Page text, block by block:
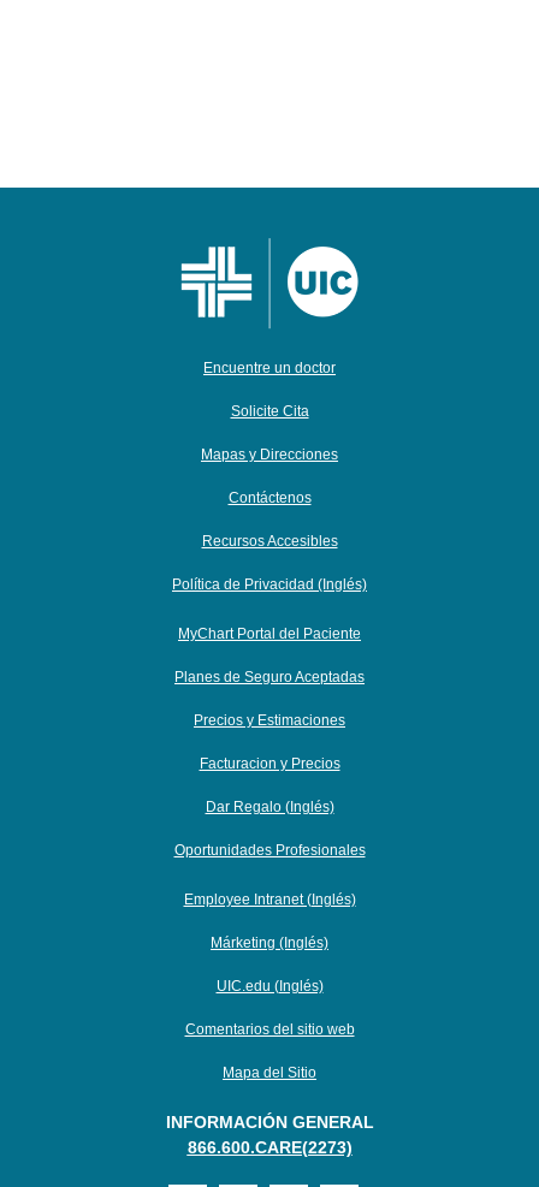
Encuentre un doctor
Solicite Cita
Mapas y Direcciones
Contáctenos
Recursos Accesibles
Política de Privacidad (Inglés)
MyChart Portal del Paciente
Planes de Seguro Aceptadas
Precios y Estimaciones
Facturacion y Precios
Dar Regalo (Inglés)
Oportunidades Profesionales
Employee Intranet (Inglés)
Márketing (Inglés)
UIC.edu (Inglés)
Comentarios del sitio web
Mapa del Sitio
INFORMACIÓN GENERAL
866.600.CARE(2273)